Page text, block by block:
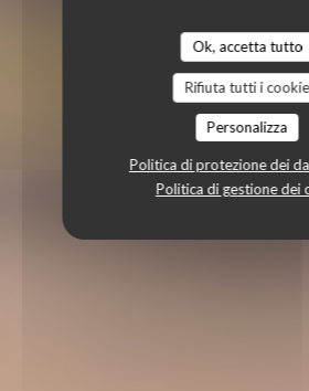
Ok, accetta tutto
Rifiuta tutti i cookie
Personalizza
Politica di protezione dei
Politica di gestione dei